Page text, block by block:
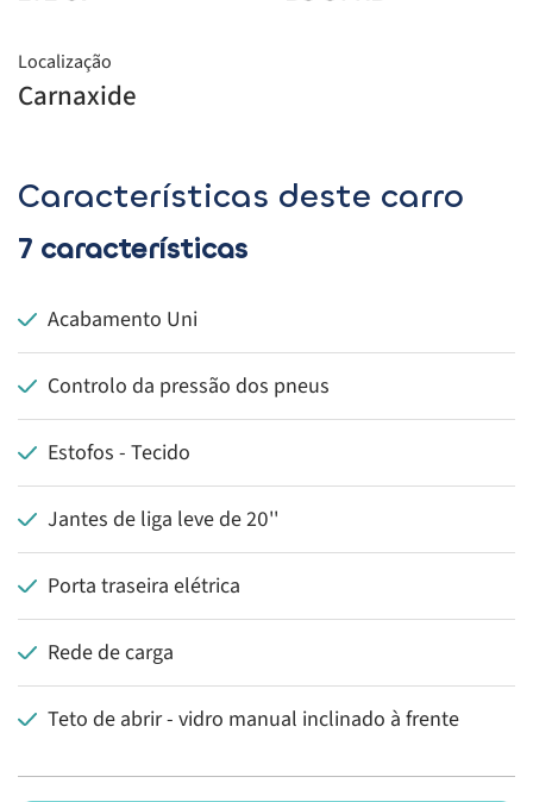
Localização
Carnaxide
Características deste carro
7 características
Acabamento Uni
Controlo da pressão dos pneus
Estofos - Tecido
Jantes de liga leve de 20''
Porta traseira elétrica
Rede de carga
Teto de abrir - vidro manual inclinado à frente